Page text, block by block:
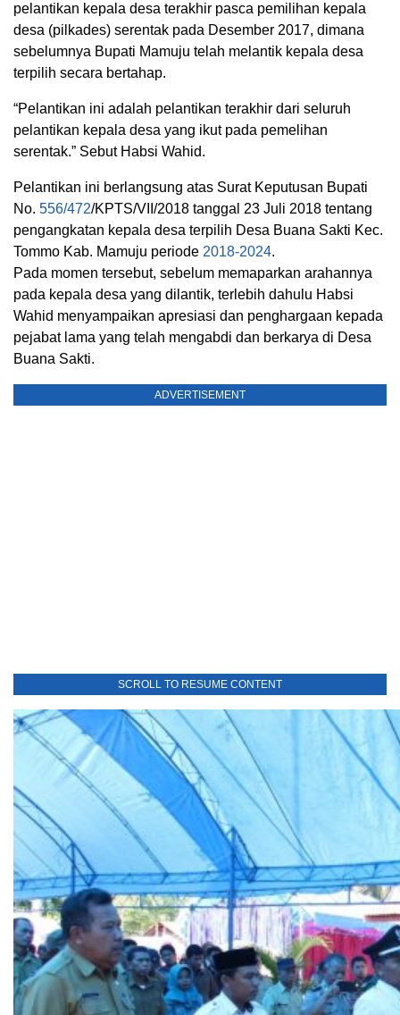
pelantikan kepala desa terakhir pasca pemilihan kepala
desa (pilkades) serentak pada Desember 2017, dimana
sebelumnya Bupati Mamuju telah melantik kepala desa
terpilih secara bertahap.
“Pelantikan ini adalah pelantikan terakhir dari seluruh
pelantikan kepala desa yang ikut pada pemelihan
serentak.” Sebut Habsi Wahid.
Pelantikan ini berlangsung atas Surat Keputusan Bupati
No. 556/472/KPTS/VII/2018 tanggal 23 Juli 2018 tentang
pengangkatan kepala desa terpilih Desa Buana Sakti Kec.
Tommo Kab. Mamuju periode 2018-2024.
Pada momen tersebut, sebelum memaparkan arahannya
pada kepala desa yang dilantik, terlebih dahulu Habsi
Wahid menyampaikan apresiasi dan penghargaan kepada
pejabat lama yang telah mengabdi dan berkarya di Desa
Buana Sakti.
ADVERTISEMENT
SCROLL TO RESUME CONTENT